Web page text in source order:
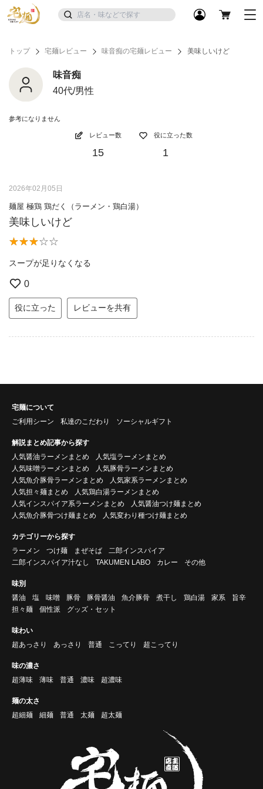
トップ 宅麺レビュー 味音痴の宅麺レビュー 美味しいけど
味音痴
40代/男性
参考になりません
レビュー数
15
役に立った数
1
2026年02月05日
麺屋 極鶏 鶏だく（ラーメン・鶏白湯）
美味しいけど
スープが足りなくなる
0
役に立った レビューを共有
宅麺について
ご利用シーン
私達のこだわり ソーシャルギフト
解説まとめ記事から探す
人気醤油ラーメンまとめ
人気塩ラーメンまとめ
人気味噌ラーメンまとめ
人気豚骨ラーメンまとめ
人気魚介豚骨ラーメンまとめ
人気家系ラーメンまとめ
人気担々麺まとめ
人気鶏白湯ラーメンまとめ
人気インスパイア系ラーメンまとめ
人気醤油つけ麺まとめ
人気魚介豚骨つけ麺まとめ
人気変わり種つけ麺まとめ
カテゴリーから探す
ラーメン
つけ麺 まぜそば
二郎インスパイア
二郎インスパイア汁なし
TAKUMEN LABO カレー その他
味別
醤油
塩 味噌 豚骨 豚骨醤油 魚介豚骨 煮干し 鶏白湯 家系
旨辛
担々麺
個性派 グッズ・セット
味わい
超あっさり
あっさり 普通 こってり 超こってり
味の濃さ
超薄味
薄味 普通 濃味 超濃味
麺の太さ
超細麺
細麺 普通 太麺 超太麺